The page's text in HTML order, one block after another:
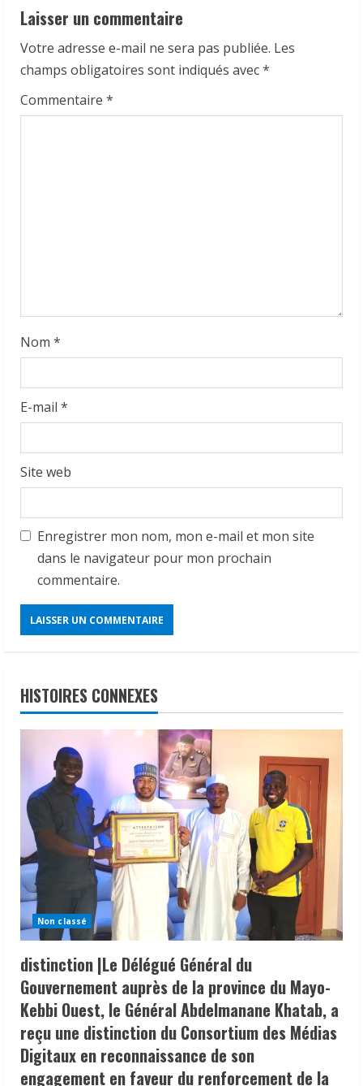
e
a
d
i
Laisser un commentaire
Votre adresse e-mail ne sera pas publiée. Les
champs obligatoires sont indiqués avec*
Commentaire *
Nom *
E-mail *
Site web
Enregistrer mon nom, mon e-mail et mon site
dans le navigateur pour mon prochain
commentaire.
HISTOIRES CONNEXES
Non classé
distinction |Le Délégué Général du
Gouvernement auprès de la province du Mayo-
Kebbi Ouest, le Général Abdelmanane Khatab, a
reçu une distinction du Consortium des Médias
Digitaux en reconnaissance de son
engagement en faveur du renforcement de la